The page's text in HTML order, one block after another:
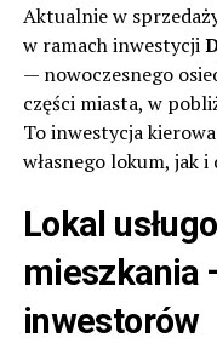
Aktualnie w
w ramach inwestycji
— nowoczesnego
części miasta, w
To inwestycja
własnego lokum, jak
Lokal
mieszkania
inwestorów